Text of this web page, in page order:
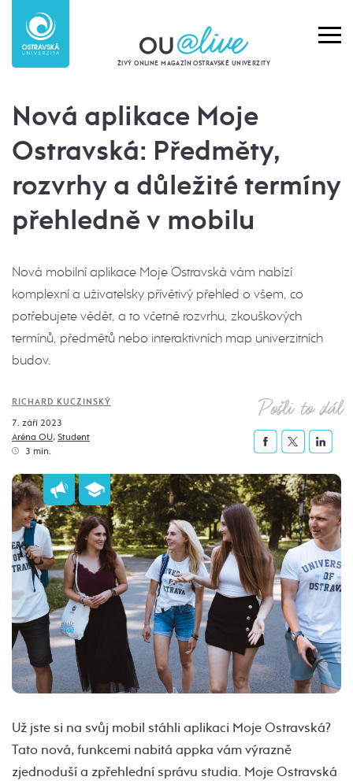
ŽIVÝ ONLINE MAGAZÍN OSTRAVSKÉ UNIVERZITY
Nová aplikace Moje
Ostravská: Předměty,
rozvrhy a důležité termíny
přehledně v mobilu
Nová mobilní aplikace Moje Ostravská vám nabízí
komplexní a uživatelsky přívětivý přehled o všem, co
potřebujete vědět, a to včetně rozvrhu, zkouškových
termínů, předmětů nebo interaktivních map univerzitních
budov.
RICHARD KUCZINSKÝ
7. září 2023
Aréna OU, Student
3 min.
Pošli to dál
Už jste si na svůj mobil stáhli aplikaci Moje Ostravská?
Tato nová, funkcemi nabitá appka vám výrazně
zjednoduší a zpřehlední správu studia. Moje Ostravská